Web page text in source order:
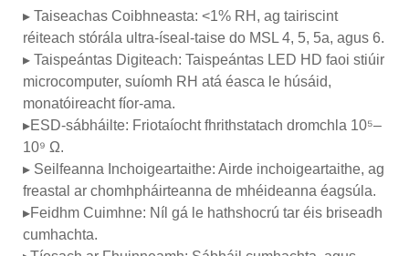
▸ Taiseachas Coibhneasta: <1% RH, ag tairiscint
réiteach stórála ultra-íseal-taise do MSL 4, 5, 5a, agus 6.
▸ Taispeántas Digiteach: Taispeántas LED HD faoi stiúir
microcomputer, suíomh RH atá éasca le húsáid,
monatóireacht fíor-ama.
▸ESD-sábháilte: Friotaíocht fhrithstatach dromchla 10⁵–
10⁹ Ω.
▸ Seilfeanna Inchoigeartaithe: Airde inchoigeartaithe, ag
freastal ar chomhpháirteanna de mhéideanna éagsúla.
▸Feidhm Cuimhne: Níl gá le hathshocrú tar éis briseadh
cumhachta.